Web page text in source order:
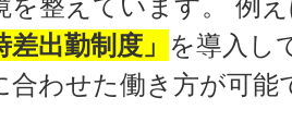
を整えています。 例
差出勤制度」 を導入し
合わせた働き方が可能